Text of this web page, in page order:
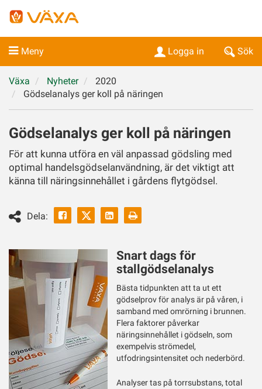
Meny Sök
Logga in
Växa Nyheter
2020
Gödselanalys ger koll på näringen
Gödselanalys ger koll på näringen
För att kunna utföra en väl anpassad gödsling med
optimal handelsgödselanvändning, är det viktigt att
känna till näringsinnehållet i gårdens flytgödsel.
Dela:
Facebook LinkedinSkriv
Snart dags för
stallgödselanalys
Bästa tidpunkten att ta ut ett
gödselprov för analys är på våren, i
samband med omrörning i brunnen.
Flera faktorer påverkar
näringsinnehållet i gödseln, som
exempelvis strömedel,
utfodringsintensitet och nederbörd.
Analyser tas på torrsubstans, total